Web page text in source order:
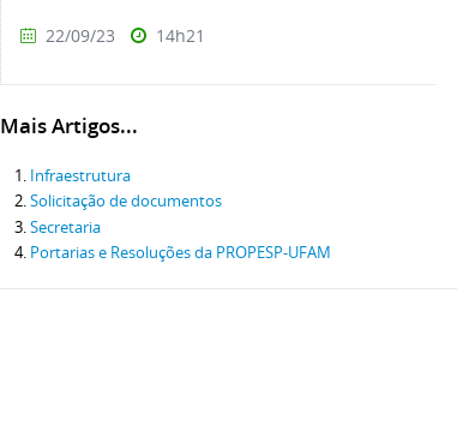
22/09/23 14h21
Mais Artigos...
Infraestrutura
Solicitação de documentos
Secretaria
Portarias e Resoluções da PROPESP-UFAM